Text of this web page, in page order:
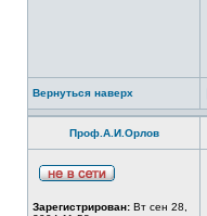
Вернуться наверх
Проф.А.И.Орлов
Зарегистрирован: Вт сен 28,